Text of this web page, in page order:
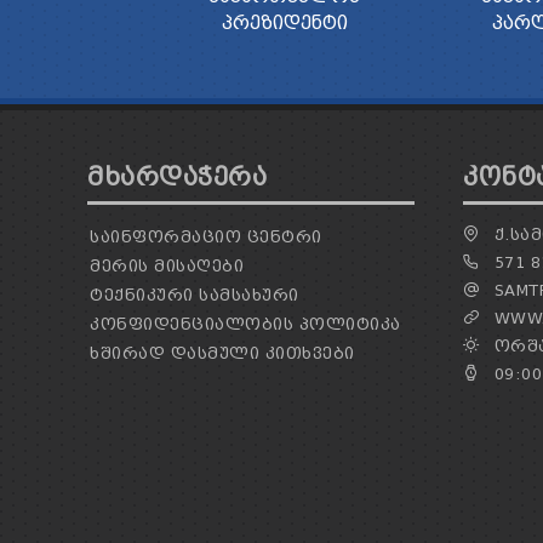
ᲞᲠᲔᲖᲘᲓᲔᲜᲢᲘ
ᲛᲮᲐᲠᲓᲐᲭᲔᲠᲐ
ᲡᲐᲘᲜᲤᲝᲠᲛᲐᲪᲘᲝ ᲪᲔᲜᲢᲠᲘ
ᲛᲔᲠᲘᲡ ᲛᲘᲡᲐᲦᲔᲑᲘ
ᲢᲔᲥᲜᲘᲙᲣᲠᲘ ᲡᲐᲛᲡᲐᲮᲣᲠᲘ
ᲙᲝᲜᲤᲘᲓᲔᲜᲪᲘᲐᲚᲝᲑᲘᲡ ᲞᲝᲚᲘᲢᲘᲙᲐ
ᲮᲨᲘᲠᲐᲓ ᲓᲐᲡᲛᲣᲚᲘ ᲙᲘᲗᲮᲕᲔᲑᲘ
571